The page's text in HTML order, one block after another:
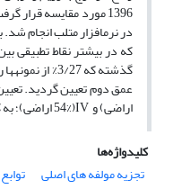
1396 مورد مقایسه
در نرم­افزار متلب انجام
اراضی) و IV(54% اراضی)؛ به کلاس IV (75-73% اراضی) تنزل یافته است.
کلیدواژه‌ها
تجزیه مولفه های اصلی